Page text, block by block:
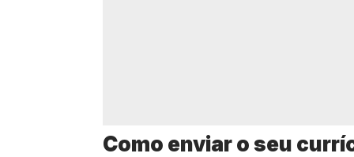
Como enviar o seu